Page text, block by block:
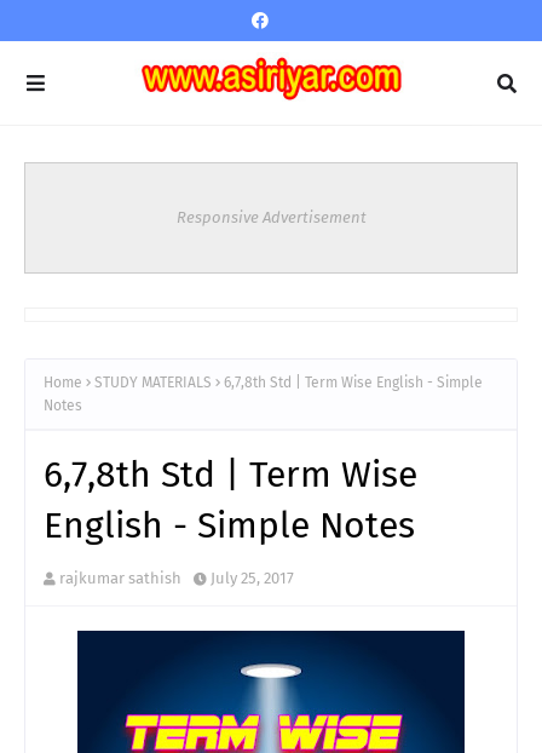
Responsive Advertisement
Home STUDY MATERIALS
6,7,8th Std | Term Wise English - Simple
Notes
6,7,8th Std | Term Wise
English - Simple Notes
rajkumar sathish July 25, 2017